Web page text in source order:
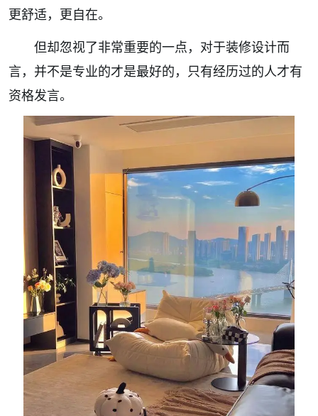
更舒适，更自在。
但却忽视了非常重要的一点，对于装修设计而
言，并不是专业的才是最好的，只有经历过的人才有
资格发言。